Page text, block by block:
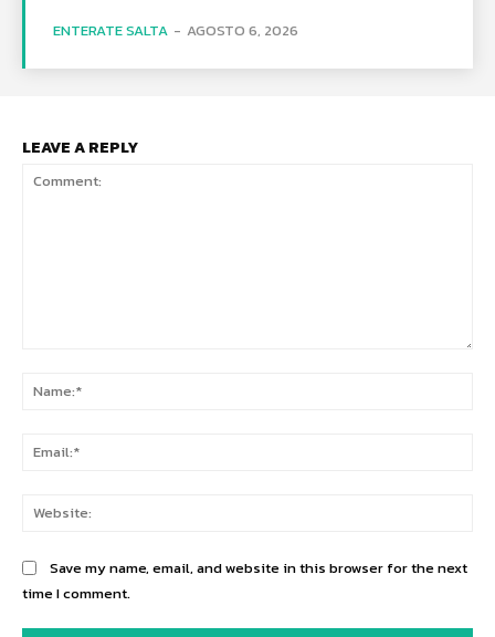
ENTERATE SALTA - AGOSTO 6, 2026
LEAVE A REPLY
Save my name, email, and website in this browser for the next
time I comment.